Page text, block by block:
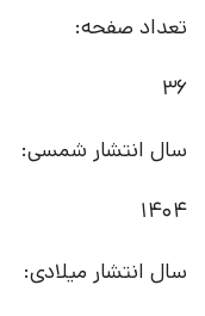
تعداد صفحه:
36
سال انتشار شمسی:
1404
سال انتشار میلادی: